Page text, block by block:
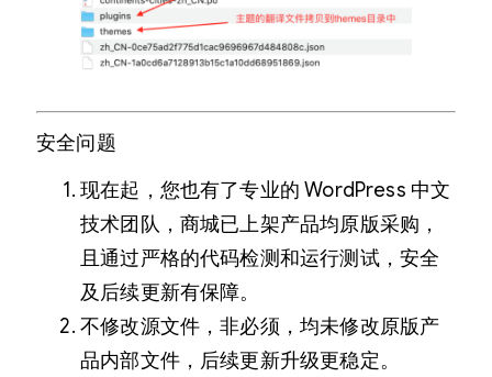
安全问题
现在起，您也有了专业的 WordPress 中文
技术团队，商城已上架产品均原版采购，
且通过严格的代码检测和运行测试，安全
及后续更新有保障。
不修改源文件，非必须，均未修改原版产
品内部文件，后续更新升级更稳定。